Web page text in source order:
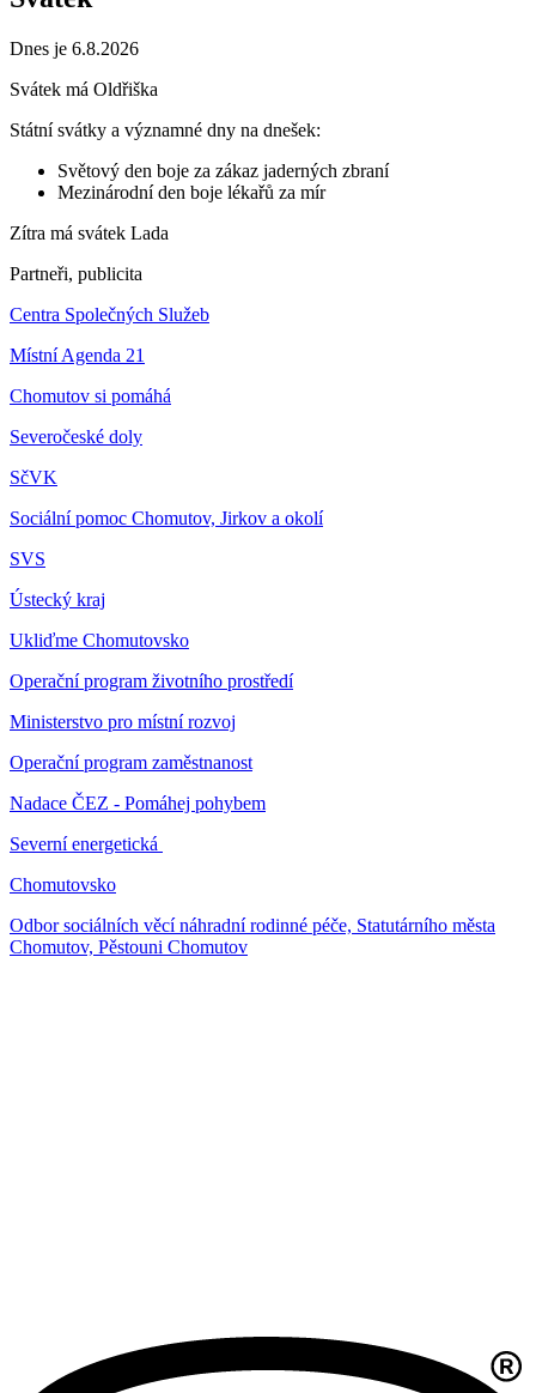
Dnes je 6.8.2026
Svátek má Oldřiška
Státní svátky a významné dny na dnešek:
Světový den boje za zákaz jaderných zbraní
Mezinárodní den boje lékařů za mír
Zítra má svátek Lada
Partneři, publicita
Centra Společných Služeb
Místní Agenda 21
Chomutov si pomáhá
Severočeské doly
SčVK
Sociální pomoc Chomutov, Jirkov a okolí
SVS
Ústecký kraj
Ukliďme Chomutovsko
Operační program životního prostředí
Ministerstvo pro místní rozvoj
Operační program zaměstnanost
Nadace ČEZ - Pomáhej pohybem
Severní energetická
Chomutovsko
Odbor sociálních věcí náhradní rodinné péče, Statutárního města
Chomutov, Pěstouni Chomutov